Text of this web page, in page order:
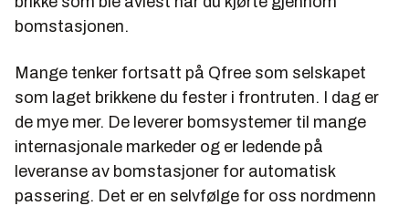
bomstasjonen.
Mange tenker fortsatt på Qfree som selskapet
som laget brikkene du fester i frontruten. I dag er
de mye mer. De leverer bomsystemer til mange
internasjonale markeder og er ledende på
leveranse av bomstasjoner for automatisk
passering. Det er en selvfølge for oss nordmenn